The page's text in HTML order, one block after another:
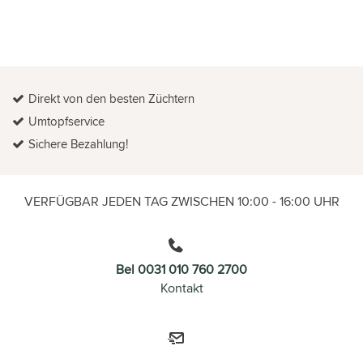
Direkt von den besten Züchtern
Umtopfservice
Sichere Bezahlung!
VERFÜGBAR JEDEN TAG ZWISCHEN 10:00 - 16:00 UHR
Bel 0031 010 760 2700
Kontakt